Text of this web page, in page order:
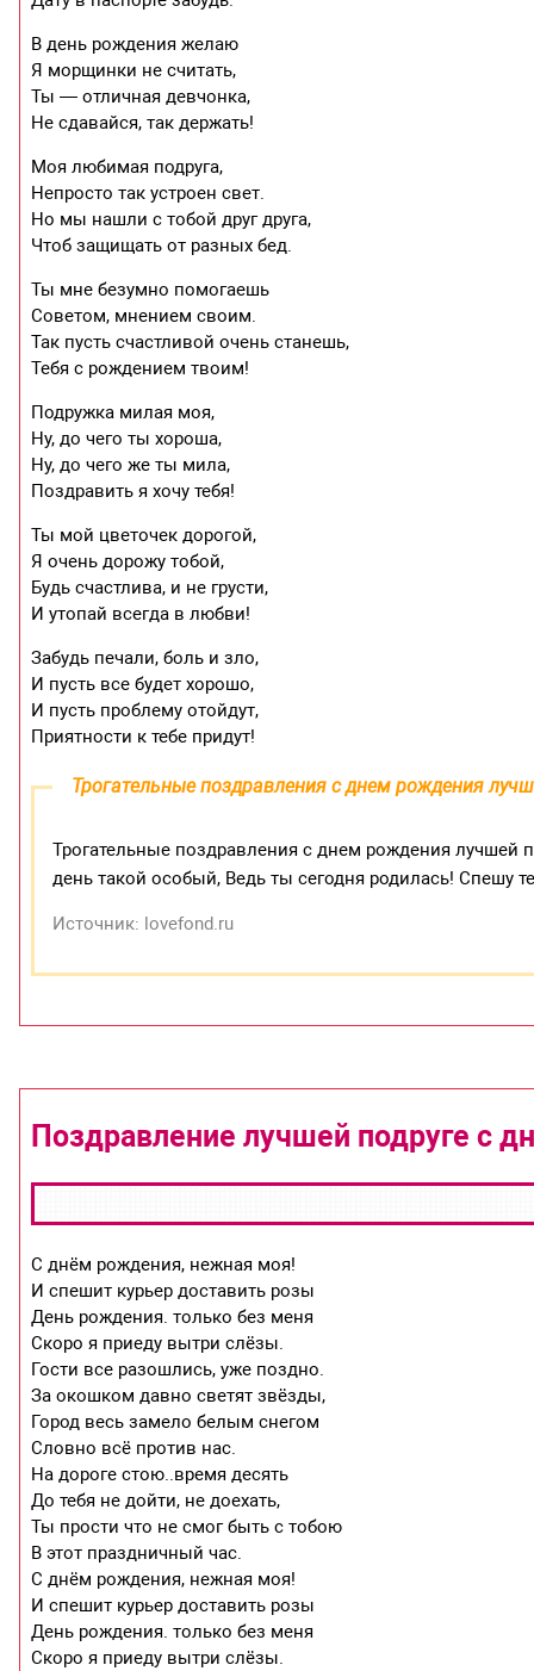
В день рождения желаю
Я морщинки не считать,
Ты — отличная девчонка,
Не сдавайся, так держать!
Моя любимая подруга,
Непросто так устроен свет.
Но мы нашли с тобой друг друга,
Чтоб защищать от разных бед.
Ты мне безумно помогаешь
Советом, мнением своим.
Так пусть счастливой очень станешь,
Тебя с рождением твоим!
Подружка милая моя,
Ну, до чего ты хороша,
Ну, до чего же ты мила,
Поздравить я хочу тебя!
Ты мой цветочек дорогой,
Я очень дорожу тобой,
Будь счастлива, и не грусти,
И утопай всегда в любви!
Забудь печали, боль и зло,
И пусть все будет хорошо,
И пусть проблему отойдут,
Приятности к тебе придут!
Трогательные поздравления с днем рождения
Трогательные поздравления с днем рождения лучшей
день такой особый, Ведь ты сегодня родилась! Спешу
Источник: lovefond.ru
Поздравление лучшей подруге с
С днём рождения, нежная моя!
И спешит курьер доставить розы
День рождения. только без меня
Скоро я приеду вытри слёзы.
Гости все разошлись, уже поздно.
За окошком давно светят звёзды,
Город весь замело белым снегом
Словно всё против нас.
На дороге стою..время десять
До тебя не дойти, не доехать,
Ты прости что не смог быть с тобою
В этот праздничный час.
С днём рождения, нежная моя!
И спешит курьер доставить розы
День рождения. только без меня
Скоро я приеду вытри слёзы.